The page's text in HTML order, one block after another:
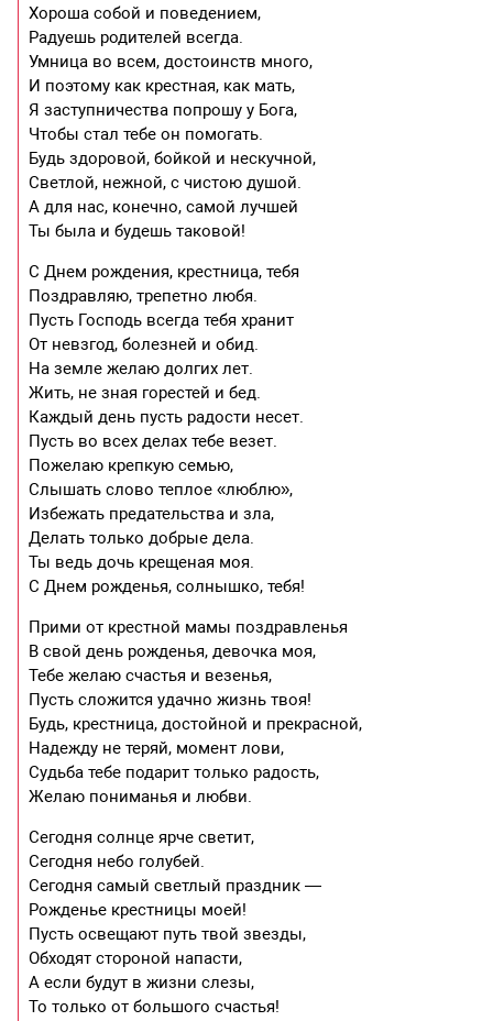
Хороша собой и поведением,
Радуешь родителей всегда.
Умница во всем, достоинств много,
И поэтому как крестная, как мать,
Я заступничества попрошу у Бога,
Чтобы стал тебе он помогать.
Будь здоровой, бойкой и нескучной,
Светлой, нежной, с чистою душой.
А для нас, конечно, самой лучшей
Ты была и будешь таковой!
С Днем рождения, крестница, тебя
Поздравляю, трепетно любя.
Пусть Господь всегда тебя хранит
От невзгод, болезней и обид.
На земле желаю долгих лет.
Жить, не зная горестей и бед.
Каждый день пусть радости несет.
Пусть во всех делах тебе везет.
Пожелаю крепкую семью,
Слышать слово теплое «люблю»,
Избежать предательства и зла,
Делать только добрые дела.
Ты ведь дочь крещеная моя.
С Днем рожденья, солнышко, тебя!
Прими от крестной мамы поздравленья
В свой день рожденья, девочка моя,
Тебе желаю счастья и везенья,
Пусть сложится удачно жизнь твоя!
Будь, крестница, достойной и прекрасной,
Надежду не теряй, момент лови,
Судьба тебе подарит только радость,
Желаю пониманья и любви.
Сегодня солнце ярче светит,
Сегодня небо голубей.
Сегодня самый светлый праздник —
Рожденье крестницы моей!
Пусть освещают путь твой звезды,
Обходят стороной напасти,
А если будут в жизни слезы,
То только от большого счастья!